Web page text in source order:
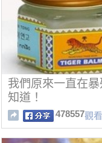
我們原來一直在
知道！
478557觀看